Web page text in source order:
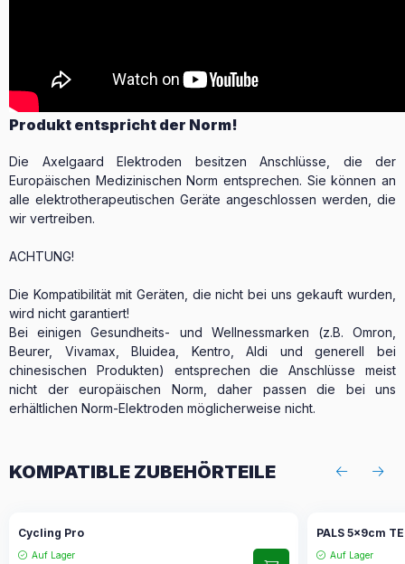
KOMPATIBLE ZUBEHÖRTEILE
Cycling Pro
Auf Lager
PALS 5x9cm
Auf Lager
Produkt entspricht der Norm!
Die Axelgaard Elektroden besitzen Anschlüsse, die der
Europäischen Medizinischen Norm entsprechen. Sie können an
alle elektrotherapeutischen Geräte angeschlossen werden, die
wir vertreiben.
ACHTUNG!
Die Kompatibilität mit Geräten, die nicht bei uns gekauft wurden,
wird nicht garantiert!
Bei einigen Gesundheits- und Wellnessmarken (z.B. Omron,
Beurer, Vivamax, Bluidea, Kentro, Aldi und generell bei
chinesischen Produkten) entsprechen die Anschlüsse meist
nicht der europäischen Norm, daher passen die bei uns
erhältlichen Norm-Elektroden möglicherweise nicht.